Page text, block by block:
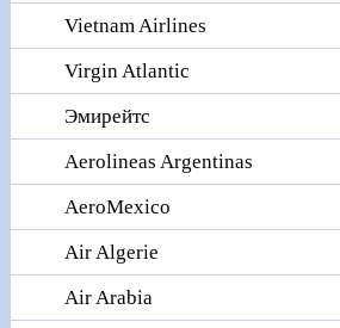
Vietnam Airlines
Virgin Atlantic
Эмирейтс
Aerolineas Argentinas
AeroMexico
Air Algerie
Air Arabia